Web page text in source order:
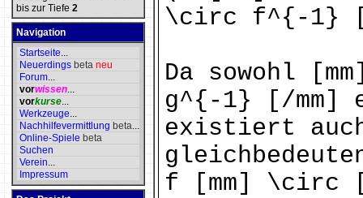
bis zur Tiefe 2
Navigation
Startseite...
Neuerdings beta neu
Forum...
vorwissen...
vorkurse...
Werkzeuge...
Nachhilfevermittlung beta...
Online-Spiele beta
Suchen
Verein...
Impressum
\circ f^{-1}
Da sowohl
g^{-1} [/mm]
existiert
f [mm] \circ